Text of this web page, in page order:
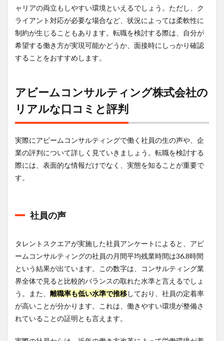
ャリアの両立もしやすい環境といえるでしょう。ただし、ク
ライアント対応が必要な場合など、状況によっては柔軟性に
制約が生じることもあります。転職を検討する際は、自分が
希望する働き方が実現可能かどうか、面接時にしっかり確認
することをおすすめします。
アビームコンサルティング株式会社の
リアルな口コミと評判
実際にアビームコンサルティングで働く社員の生の声や、企
業の評判について詳しく見ていきましょう。転職を検討する
際には、表面的な情報だけでなく、実態を知ることが重要で
す。
社員の声
タレントスクエアが実施した社員アンケートによると、アビ
ームコンサルティングの社員の月間平均残業時間は36.8時間
という結果が出ています。この数字は、コンサルティング業
界全体で見ると比較的バランスの取れた水準と言えるでしょ
う。また、 離職率も低い水準で推移しており、社員の定着率
が高いことが分かります。これは、働きやすい環境が整備さ
れていることの証明とも言えます。